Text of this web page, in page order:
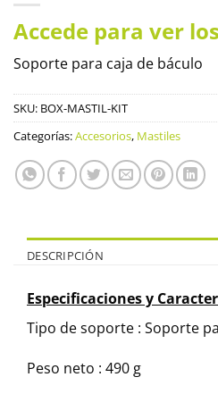
Accede para ver
Soporte para caja de báculo
SKU: BOX-MASTIL-KIT
Categorías:Accesorios, Mastiles
DESCRIPCIÓN
Especificaciones y
Tipo de soporte : Soporte
Peso neto : 490 g